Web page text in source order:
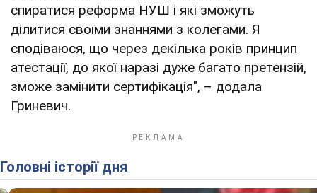
спиратися реформа НУШ і які зможуть
ділитися своїми знаннями з колегами. Я
сподіваюся, що через декілька років принцип
атестації, до якої наразі дуже багато претензій,
зможе замінити сертифікація", – додала
Гриневич.
Головні історії дня